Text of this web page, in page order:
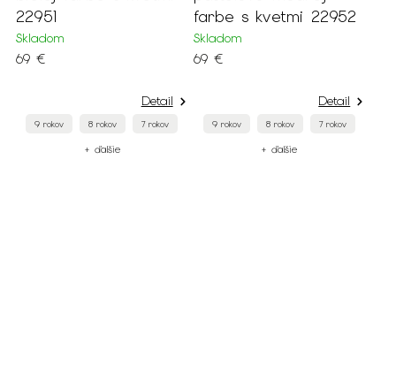
22951
Skladom
69 €
Detail
9 rokov 8 rokov 7 rokov
+ ďalšie
farbe s kvetmi 22952
Skladom
69 €
Detail
9 rokov 8 rokov 7 rokov
+ ďalšie